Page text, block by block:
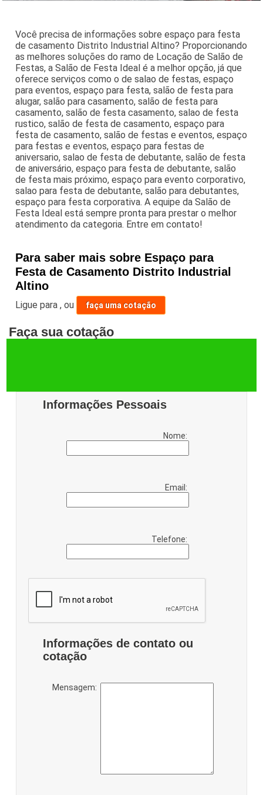
Você precisa de informações sobre espaço para festa
de casamento Distrito Industrial Altino? Proporcionando
as melhores soluções do ramo de Locação de Salão de
Festas, a Salão de Festa Ideal é a melhor opção, já que
oferece serviços como o de salao de festas, espaço
para eventos, espaço para festa, salão de festa para
alugar, salão para casamento, salão de festa para
casamento, salão de festa casamento, salao de festa
rustico, salão de festa de casamento, espaço para
festa de casamento, salão de festas e eventos, espaço
para festas e eventos, espaço para festas de
aniversario, salao de festa de debutante, salão de festa
de aniversário, espaço para festa de debutante, salão
de festa mais próximo, espaço para evento corporativo,
salao para festa de debutante, salão para debutantes,
espaço para festa corporativa. A equipe da Salão de
Festa Ideal está sempre pronta para prestar o melhor
atendimento da categoria. Entre em contato!
Para saber mais sobre Espaço para
Festa de Casamento Distrito Industrial
Altino
Ligue para,ou faça uma cotação
Faça sua cotação
Informações Pessoais
Nome:
Email:
Telefone:
Informações de contato ou
cotação
Mensagem: